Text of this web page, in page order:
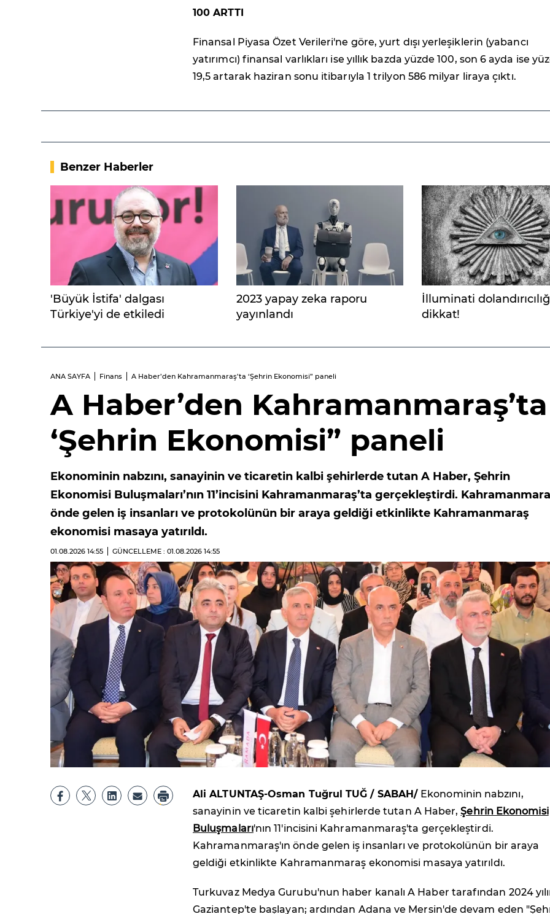
100 ARTTI
Finansal Piyasa Özet Verileri'ne göre, yurt dışı yerleşiklerin (yabancı
yatırımcı) finansal varlıkları ise yıllık bazda yüzde 100, son 6 ayda ise
19,5 artarak haziran sonu itibarıyla 1 trilyon 586 milyar liraya çıktı.
Benzer Haberler
'Büyük İstifa' dalgası
Türkiye'yi de etkiledi
2023 yapay zeka raporu
yayınlandı
İlluminati
dikkat!
ANA SAYFA Finans A Haber’den Kahramanmaraş’ta ‘Şehrin Ekonomisi” paneli
A Haber’den Kahramanmaraş’ta
‘Şehrin Ekonomisi” paneli
Ekonominin nabzını, sanayinin ve ticaretin kalbi şehirlerde tutan A Haber, Şehrin
Ekonomisi Buluşmaları’nın 11’incisini Kahramanmaraş’ta gerçekleştirdi.
önde gelen iş insanları ve protokolünün bir araya geldiği etkinlikte Kahramanmaraş
ekonomisi masaya yatırıldı.
01.08.2026 14:55 GÜNCELLEME : 01.08.2026 14:55
Ali ALTUNTAŞ-Osman Tuğrul TUĞ / SABAH/ Ekonominin nabzını,
sanayinin ve ticaretin kalbi şehirlerde tutan A Haber,Şehrin Ekonomisi
Buluşmaları'nın 11'incisini Kahramanmaraş'ta gerçekleştirdi.
Kahramanmaraş'ın önde gelen iş insanları ve protokolünün bir araya
geldiği etkinlikte Kahramanmaraş ekonomisi masaya yatırıldı.
Turkuvaz Medya Gurubu'nun haber kanalı A Haber tarafından 2024
Gaziantep'te başlayan; ardından Adana ve Mersin'de devam eden